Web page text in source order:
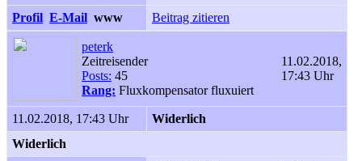
Profil E-Mail www Beitrag zitieren
peterk
Zeitreisender
Posts: 45
Rang: Fluxkompensator fluxuiert
11.02.2018,
17:43 Uhr
11.02.2018, 17:43 Uhr
Widerlich
Widerlich